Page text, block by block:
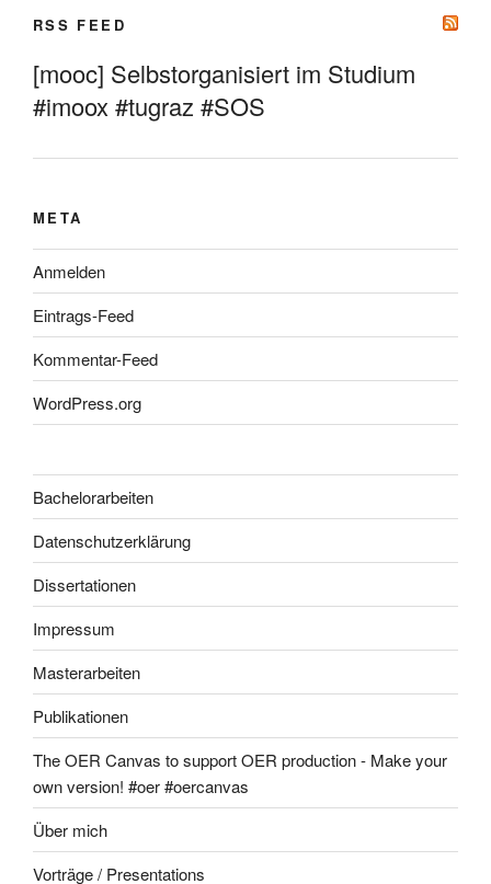
RSS FEED
[mooc] Selbstorganisiert im Studium
#imoox #tugraz #SOS
META
Anmelden
Eintrags-Feed
Kommentar-Feed
WordPress.org
Bachelorarbeiten
Datenschutzerklärung
Dissertationen
Impressum
Masterarbeiten
Publikationen
The OER Canvas to support OER production - Make your
own version! #oer #oercanvas
Über mich
Vorträge / Presentations